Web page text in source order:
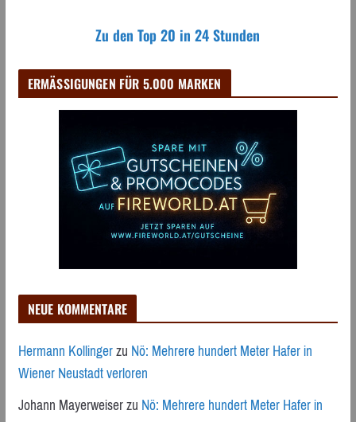
Zu den Top 20 in 24 Stunden
ERMÄSSIGUNGEN FÜR 5.000 MARKEN
NEUE KOMMENTARE
Hermann KollingerzuNö: Mehrere hundert Meter Hafer in
Wiener Neustadt verloren
Johann MayerweiserzuNö: Mehrere hundert Meter Hafer in